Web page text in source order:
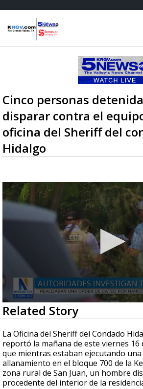
Cinco personas
disparar contra el
oficina del Sheriff del
Hidalgo
0
seconds
of
35
seconds
Related Story
La Oficina del Sheriff del Condado
reportó la mañana de este viernes 16
que mientras estaban ejecutando
allanamiento en el bloque 700 de la
zona rural de San Juan, un hombre
procedente del interior de la